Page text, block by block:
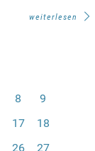
weiterlesen
8
9
17
18
26
27